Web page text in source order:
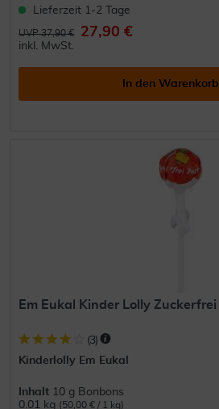
Lieferzeit 1-2 Tage
UVP 37,90 € 27,90 €
inkl. MwSt.
In den Warenkorb
Em Eukal Kinder Lolly Zuckerfrei
(3)
Kinderlolly Em Eukal
Inhalt 10 g Bonbons
0.01 kg (50,00 € / 1 kg)